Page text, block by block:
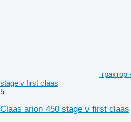
stage v first claas
5
Claas arion 450 stage v first claas